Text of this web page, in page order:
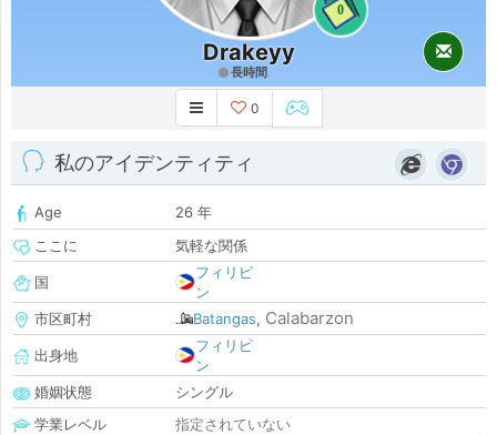
0
Drakeyy
長時間
0
私のアイデンティティ
Age
26 年
ここに
気軽な関係
国
フィリピ
ン
市区町村
Batangas, Calabarzon
出身地
フィリピ
ン
婚姻状態
シングル
学業レベル
指定されていない